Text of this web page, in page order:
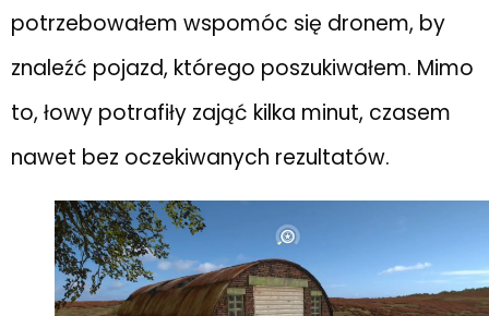
potrzebowałem wspomóc się dronem, by
znaleźć pojazd, którego poszukiwałem. Mimo
to, łowy potrafiły zająć kilka minut, czasem
nawet bez oczekiwanych rezultatów.